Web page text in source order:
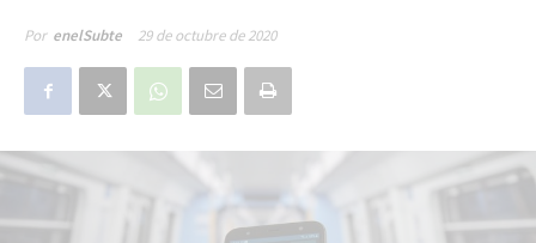
Por enelSubte 29 de octubre de 2020